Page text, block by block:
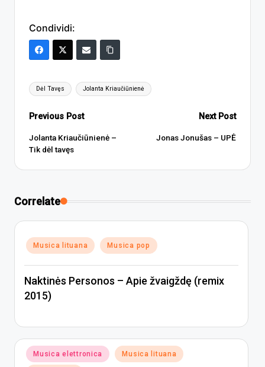
Condividi:
Tags:
Dėl Tavęs Jolanta Kriaučiūnienė
Post
navigation
Previous Post
Jolanta Kriaučiūnienė –
Tik dėl tavęs
Next Post
Jonas Jonušas – UPĖ
Correlate
Posted
in
Musica lituana Musica pop
Naktinės Personos – Apie žvaigždę (remix
2015)
Posted
in
Musica elettronica Musica lituana